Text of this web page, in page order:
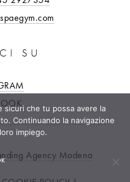
SU
Agency Modena
sicuri che tu possa avere la
Continuando la navigazione
impiego.